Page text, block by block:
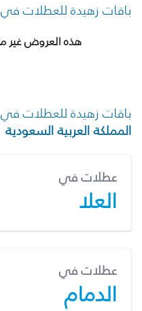
باقات زهيدة للعطلات
هذه العروض غير
باقات زهيدة للعطلات
المملكة العربية السعودية
عطلات في
العلا
عطلات في
الدمام